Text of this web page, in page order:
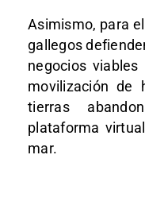
Asimismo, para
gallegos
negocios
movilización de
tierras
plataforma
mar.